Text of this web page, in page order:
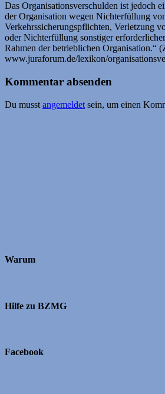
Das Organisationsverschulden ist jedoch
der Organisation wegen Nichterfüllung
Verkehrssicherungspflichten, Verletzung
oder Nichterfüllung sonstiger
Rahmen der betrieblichen Organisation.“
www.juraforum.de/lexikon/
Kommentar absenden
Du musst angemeldet sein, um einen
Warum
Hilfe zu BZMG
Facebook